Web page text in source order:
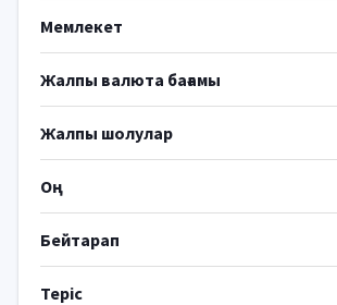
Мемлекет
Жалпы валюта бағамы
Жалпы шолулар
Оң
Бейтарап
Теріс